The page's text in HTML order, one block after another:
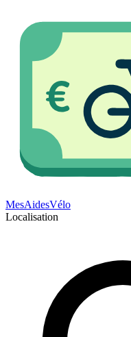
MesAidesVélo
Localisation